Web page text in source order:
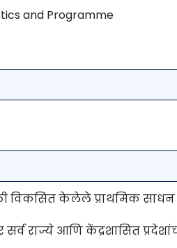
and Programme
विकसित केलेले प्राथमिक साधन
सर्व राज्ये आणि केंद्रशासित